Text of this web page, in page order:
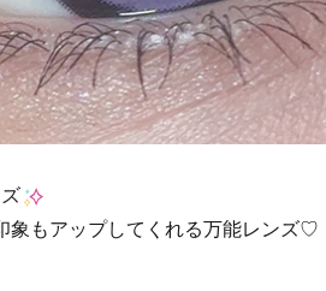
象もアップしてくれる万能レンズ♡